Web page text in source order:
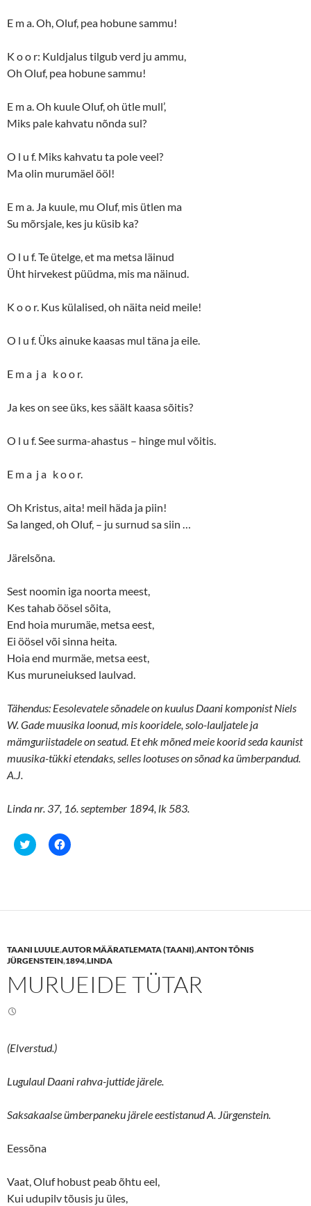
E m a. Oh, Oluf, pea hobune sammu!
K o o r: Kuldjalus tilgub verd ju ammu,
Oh Oluf, pea hobune sammu!
E m a. Oh kuule Oluf, oh ütle mull’,
Miks pale kahvatu nõnda sul?
O l u f. Miks kahvatu ta pole veel?
Ma olin murumäel ööl!
E m a. Ja kuule, mu Oluf, mis ütlen ma
Su mõrsjale, kes ju küsib ka?
O l u f. Te ütelge, et ma metsa läinud
Üht hirvekest püüdma, mis ma näinud.
K o o r. Kus külalised, oh näita neid meile!
O l u f. Üks ainuke kaasas mul täna ja eile.
E m a j a k o o r.
Ja kes on see üks, kes säält kaasa sõitis?
O l u f. See surma-ahastus – hinge mul võitis.
E m a j a k o o r.
Oh Kristus, aita! meil häda ja piin!
Sa langed, oh Oluf, – ju surnud sa siin …
Järelsõna.
Sest noomin iga noorta meest,
Kes tahab öösel sõita,
End hoia murumäe, metsa eest,
Ei öösel või sinna heita.
Hoia end murmäe, metsa eest,
Kus muruneiuksed laulvad.
Tähendus: Eesolevatele sõnadele on kuulus Daani komponist Niels
W. Gade muusika loonud, mis kooridele, solo-lauljatele ja
mämguriistadele on seatud. Et ehk mõned meie koorid seda kaunist
muusika-tükki etendaks, selles lootuses on sõnad ka ümberpandud.
A.J.
Linda nr. 37, 16. september 1894, lk 583.
C
l
h
o
n
i
t
p
s
i
e
w
n
w
)
C
l
h
o
n
e
n
s
n
e
o
w
)
TAANI LUULE,AUTOR MÄÄRATLEMATA (TAANI),ANTON TÕNIS
JÜRGENSTEIN,1894,LINDA
MURUEIDE TÜTAR
(Elverstud.)
Lugulaul Daani rahva-juttide järele.
Saksakaalse ümberpaneku järele eestistanud A. Jürgenstein.
Eessõna
Vaat, Oluf hobust peab õhtu eel,
Kui udupilv tõusis ju üles,